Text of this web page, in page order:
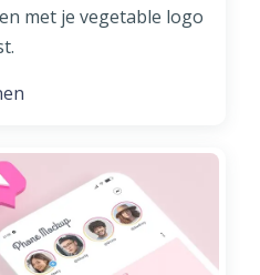
met je vegetable logo